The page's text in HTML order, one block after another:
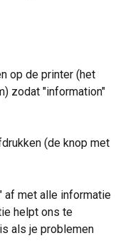
op de printer (het
zodat "information"
(de knop met
af met alle informatie
helpt ons te
als je problemen